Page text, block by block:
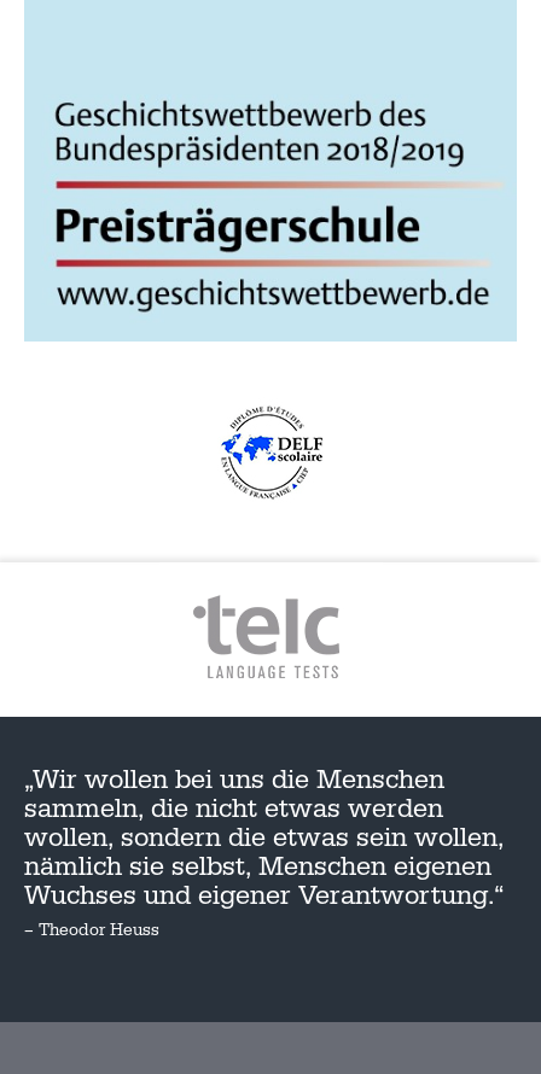
„Wir wollen bei uns die Menschen
sammeln, die nicht etwas werden
wollen, sondern die etwas sein wollen,
nämlich sie selbst, Menschen eigenen
Wuchses und eigener Verantwortung.“
– Theodor Heuss